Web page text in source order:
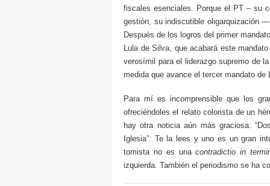
fiscales esenciales. Porque el PT – su
gestión, su indiscutible oligarquización
Después de los logros del primer
Lula de Silva, que acabará este
verosímil para el liderazgo supremo de
medida que avance el tercer mandato
Para mí es incomprensible que los
ofreciéndoles el relato colorista de un
hay otra noticia aún más graciosa:
Iglesia”. Te la lees y uno es un gran
tomista no es unacontradictio in
izquierda. También el periodismo se